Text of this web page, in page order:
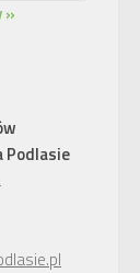
»
Podlasie